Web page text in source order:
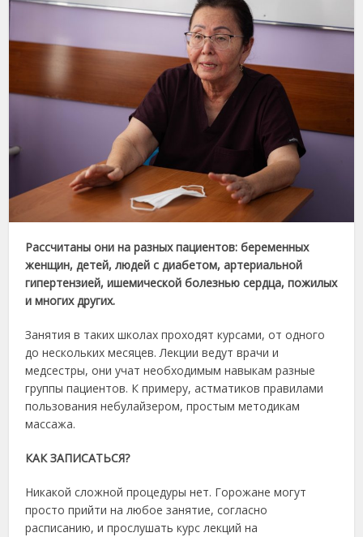
Рассчитаны они на разных пациентов: беременных
женщин, детей, людей с диабетом, артериальной
гипертензией, ишемической болезнью сердца, пожилых
и многих других.
Занятия в таких школах проходят курсами, от одного
до нескольких месяцев. Лекции ведут врачи и
медсестры, они учат необходимым навыкам разные
группы пациентов. К примеру, астматиков правилами
пользования небулайзером, простым методикам
массажа.
КАК ЗАПИСАТЬСЯ?
Никакой сложной процедуры нет. Горожане могут
просто прийти на любое занятие, согласно
расписанию, и прослушать курс лекций на